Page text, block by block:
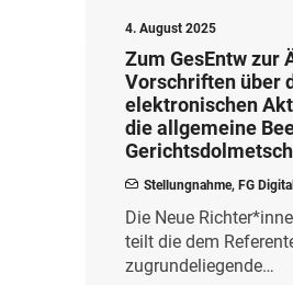
4. August 2025
Zum GesEntw zur
Vorschriften über
elektronischen
die allgemeine
Stellungnahme, FG
Die Neue
teilt die dem
zugrundeliegende…